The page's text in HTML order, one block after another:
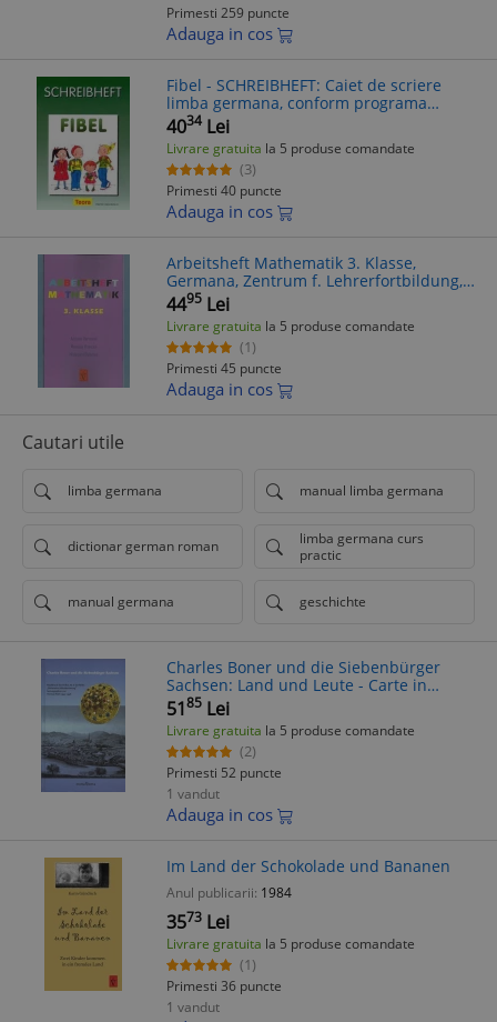
Primesti 259 puncte
Adauga in cos
Fibel - SCHREIBHEFT: Caiet de scriere
limba germana, conform programa
analitica
4034 Lei
Livrare gratuita la 5 produse comandate
(3)
Primesti 40 puncte
Adauga in cos
Arbeitsheft Mathematik 3. Klasse,
Germana, Zentrum f. Lehrerfortbildung,
Mediasch, Romania - Caiet Exercitii
Matematica clasa a 3-a
4495 Lei
Livrare gratuita la 5 produse comandate
(1)
Primesti 45 puncte
Adauga in cos
Cautari utile
limba germana manual limba germana
dictionar german roman
limba germana curs
practic
manual germana geschichte
Charles Boner und die Siebenbürger
Sachsen: Land und Leute - Carte in
Germana, Hermann Fabini, Theobald
Streitfeld
5185 Lei
Livrare gratuita la 5 produse comandate
(2)
Primesti 52 puncte
1 vandut
Adauga in cos
Im Land der Schokolade und Bananen
Anul publicarii: 1984
3573 Lei
Livrare gratuita la 5 produse comandate
(1)
Primesti 36 puncte
1 vandut